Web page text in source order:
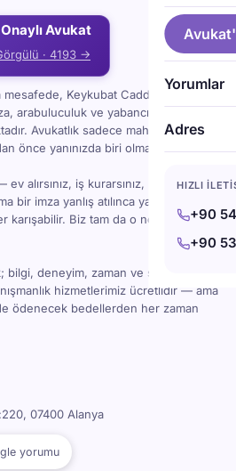
Yorumlar
Adres
HIZLI
+90
+90
izni) sağlanamaması.
yapılması.
Avukat
· 4193 →
Keykubat Caddesi'ndeki
arabuluculuk ve yabancı uyruklu
Avukatlık sadece mahkemeye
önce yanınızda biri olması demektir.
alırsınız, iş kurarsınız, kira
bir imza yanlış atılınca ya da bir
karışabilir. Biz tam da o noktada
bilgi, deneyim, zaman ve sorumluluk
hizmetlerimiz ücretlidir — ama
ödenecek bedellerden her zaman
07400 Alanya
yorumu